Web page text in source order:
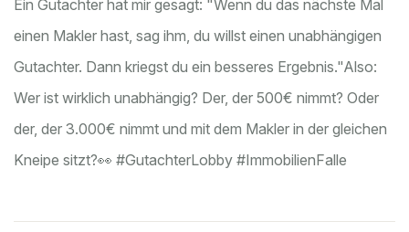
Ein Gutachter hat mir gesagt: "Wenn du das nächste Mal
einen Makler hast, sag ihm, du willst einen unabhängigen
Gutachter. Dann kriegst du ein besseres Ergebnis."Also:
Wer ist wirklich unabhängig? Der, der 500€ nimmt? Oder
der, der 3.000€ nimmt und mit dem Makler in der gleichen
Kneipe sitzt?👀 #GutachterLobby #ImmobilienFalle